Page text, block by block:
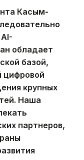
Касым-
обладает
базой,
цифровой
крупных
Наша
партнеров,